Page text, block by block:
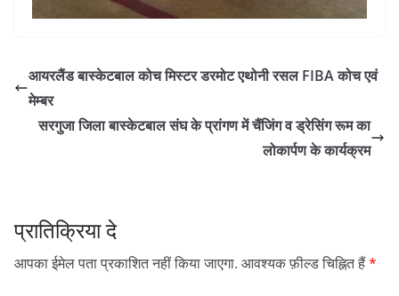
आयरलैंड बास्केटबाल कोच मिस्टर डरमोट एथोनी रसल FIBA कोच एवं
मेम्बर
सरगुजा जिला बास्केटबाल संघ के प्रांगण में चैंजिंग व ड्रेसिंग रूम का
लोकार्पण के कार्यक्रम
प्रातिक्रिया दे
आपका ईमेल पता प्रकाशित नहीं किया जाएगा. आवश्यक फ़ील्ड चिह्नित हैं*